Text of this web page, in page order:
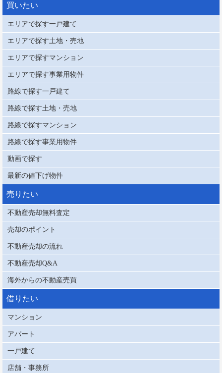
買いたい
エリアで探す一戸建て
エリアで探す土地・売地
エリアで探すマンション
エリアで探す事業用物件
路線で探す一戸建て
路線で探す土地・売地
路線で探すマンション
路線で探す事業用物件
動画で探す
最新の値下げ物件
売りたい
不動産売却無料査定
売却のポイント
不動産売却の流れ
不動産売却Q&A
海外からの不動産売買
借りたい
マンション
アパート
一戸建て
店舗・事務所